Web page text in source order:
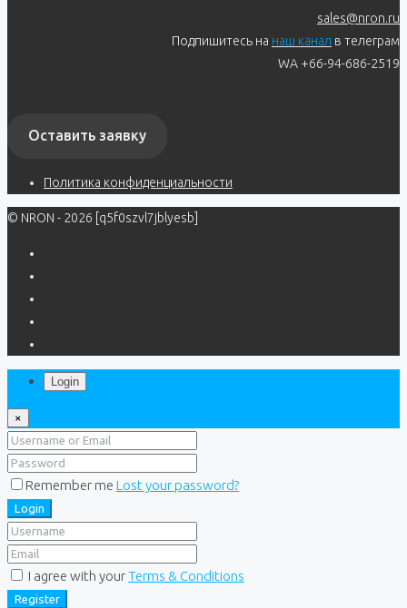
sales@nron.ru
Подпишитесь на наш канал в телеграм
WA +66-94-686-2519
Оставить заявку
Политика конфиденциальности
© NRON - 2026 [q5f0szvl7jblyesb]
Login
×
Remember me Lost your password?
Login
I agree with yourTerms & Conditions
Register